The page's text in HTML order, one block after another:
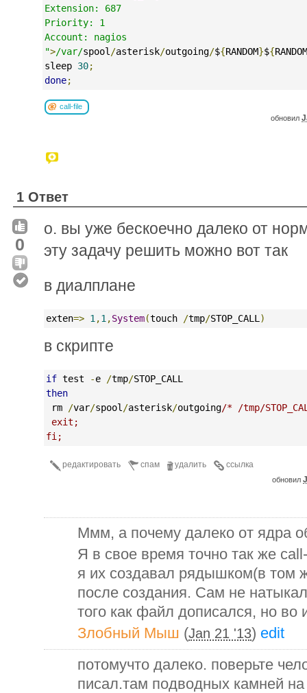
Extension: 687
Priority: 1
Account: nagios
">/var/spool /asterisk/outgoing/${RANDOM}${RANDOM
sleep 30;
done;
call-file
обновил
1 Ответ
0
о. вы уже бескоечно далеко от
эту задачу решить можно вот так
в диалплане
exten=> 1 ,1 ,System(touch /tmp/STOP_CALL )
в скрипте
if test -e /tmp/STOP_CALL
then
rm
/var/spool /asterisk/outgoing/* /tmp/
exit;
fi;
ссылка
удалить
спам
редактировать
обновил
Ммм, а почему далеко от ядра
Я в свое время точно так же
я их создавал рядышком(в том
после создания. Сам не
того как файл дописался, но во
Злобный Мыш (Jan 21 '13) edit
потомучто далеко. поверьте
писал.там подводных камней на